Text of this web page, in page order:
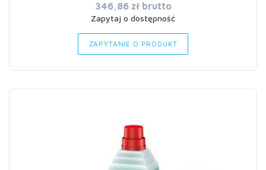
346,86 zł brutto
Zapytaj o dostępność
ZAPYTANIE O PRODUKT